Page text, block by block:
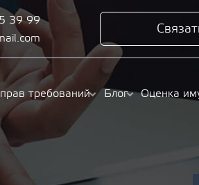
39 99
требований Блог Оценка